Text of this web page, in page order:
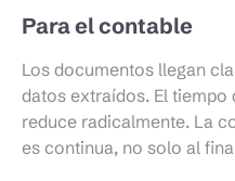
Para el contable
Los documentos llegan
datos extraídos. El
reduce radicalmente. La
es continua, no solo al